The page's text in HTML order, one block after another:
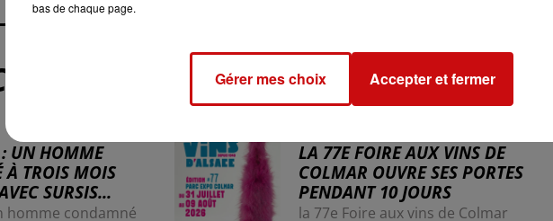
UN HOMME
À TROIS MOIS
SURSIS...
homme condamné
LA 77E FOIRE AUX VINS DE
COLMAR OUVRE SES PORTES
PENDANT 10 JOURS
la 77e Foire aux vins de Colmar
bas de chaque page.
Gérer mes choix Accepter et fermer